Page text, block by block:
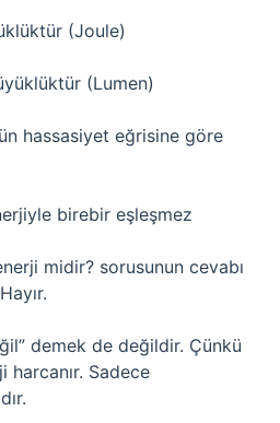
(Joule)
(Lumen)
hassasiyet eğrisine göre
birebir eşleşmez
midir? sorusunun cevabı
demek de değildir. Çünkü
harcanır. Sadece